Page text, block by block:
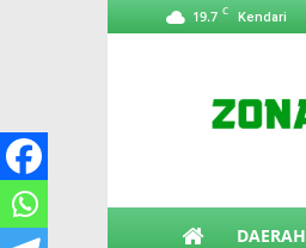
19.7 C Kendari
DAERAH